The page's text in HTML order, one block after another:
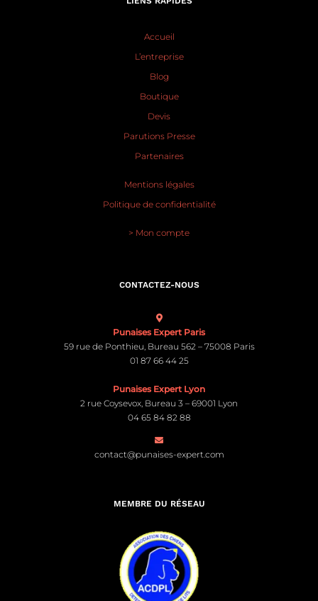
Accueil
L’entreprise
Blog
Boutique
Devis
Parutions Presse
Partenaires
Mentions légales
Politique de confidentialité
> Mon compte
CONTACTEZ-NOUS
Punaises Expert Paris
59 rue de Ponthieu, Bureau 562 – 75008 Paris
01 87 66 44 25
Punaises Expert Lyon
2 rue Coysevox, Bureau 3 – 69001 Lyon
04 65 84 82 88
contact@punaises-expert.com
MEMBRE DU RÉSEAU